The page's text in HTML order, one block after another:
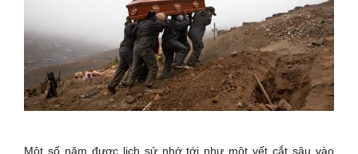
Một số năm được lịch sử nhớ tới như một vết cắt sâu vào